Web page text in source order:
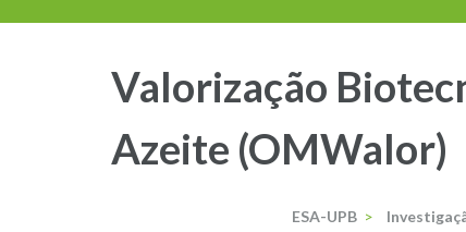
Valorização
Azeite (OMWalor)
ESA-UPB >